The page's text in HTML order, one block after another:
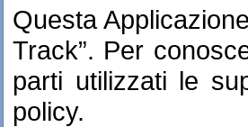
Questa
Track”. Per
parti utilizzati le
policy.